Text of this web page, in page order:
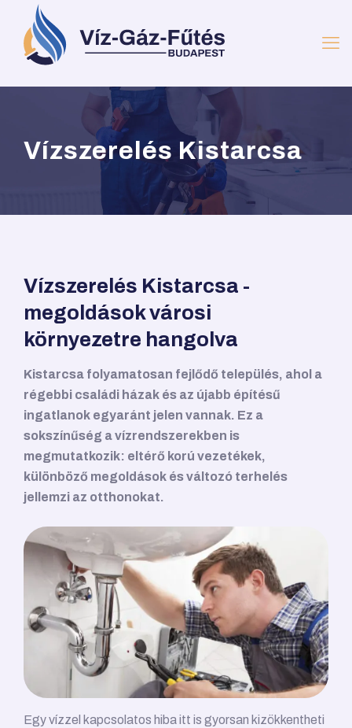
Vízszerelés Kistarcsa
Vízszerelés Kistarcsa -
megoldások városi
környezetre hangolva
Kistarcsa folyamatosan fejlődő település, ahol a
régebbi családi házak és az újabb építésű
ingatlanok egyaránt jelen vannak. Ez a
sokszínűség a vízrendszerekben is
megmutatkozik: eltérő korú vezetékek,
különböző megoldások és változó terhelés
jellemzi az otthonokat.
Egy vízzel kapcsolatos hiba itt is gyorsan kizökkentheti